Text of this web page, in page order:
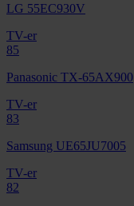
LG 55EC930V
TV-er
85
Panasonic TX-65AX900
TV-er
83
Samsung UE65JU7005
TV-er
82